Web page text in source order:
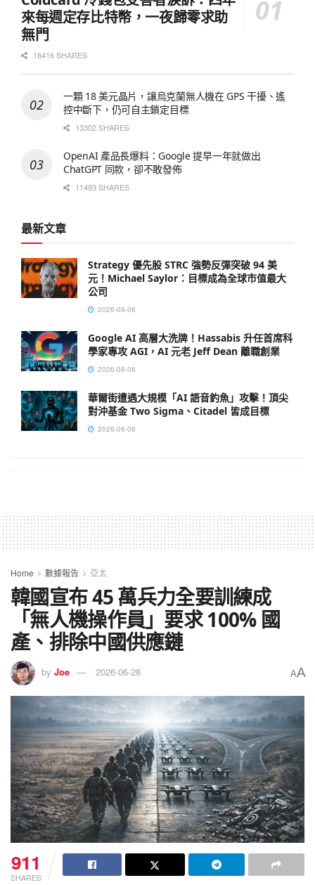
來每週定存比特幣，一夜歸零求助
無門
16416 SHARES
一顆 18 美元晶片，讓烏克蘭無人機在 GPS 干擾、遙
控中斷下，仍可自主鎖定目標
13302 SHARES
OpenAI 產品長爆料：Google 提早一年就做出
ChatGPT 同款，卻不敢發佈
11493 SHARES
最新文章
Strategy 優先股 STRC 強勢反彈突破 94 美
元！Michael Saylor：目標成為全球市值最大
公司
2026-08-06
Google AI 高層大洗牌！Hassabis 升任首席科
學家專攻 AGI，AI 元老 Jeff Dean 離職創業
2026-08-06
華爾街遭遇大規模「AI 語音釣魚」攻擊！頂尖
對沖基金 Two Sigma、Citadel 皆成目標
2026-08-06
Home 數據報告 亞太
韓國宣布 45 萬兵力全要訓練成
「無人機操作員」要求 100% 國
產、排除中國供應鏈
by Joe 2026-06-28 AA
911
SHARES